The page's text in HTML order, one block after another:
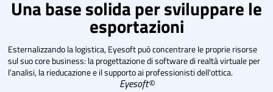
Una base solida per sviluppare le
esportazioni
Esternalizzando la logistica, Eyesoft può concentrare le proprie risorse
sul suo core business: la progettazione di software di realtà virtuale per
l'analisi, la rieducazione e il supporto ai professionisti dell'ottica.
Eyesoft©